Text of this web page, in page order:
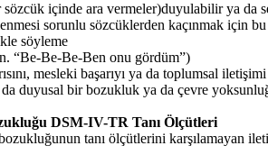
içinde ara vermeler)duyulabilir ya da
sorunlu sözcüklerden kaçınmak için
söyleme
“Be-Be-Be-Ben onu gördüm”)
mesleki başarıyı ya da toplumsal
duyusal bir bozukluk ya da çevre
DSM-IV-TR Tanı Ölçütleri
tanı ölçütlerini karşılamayan